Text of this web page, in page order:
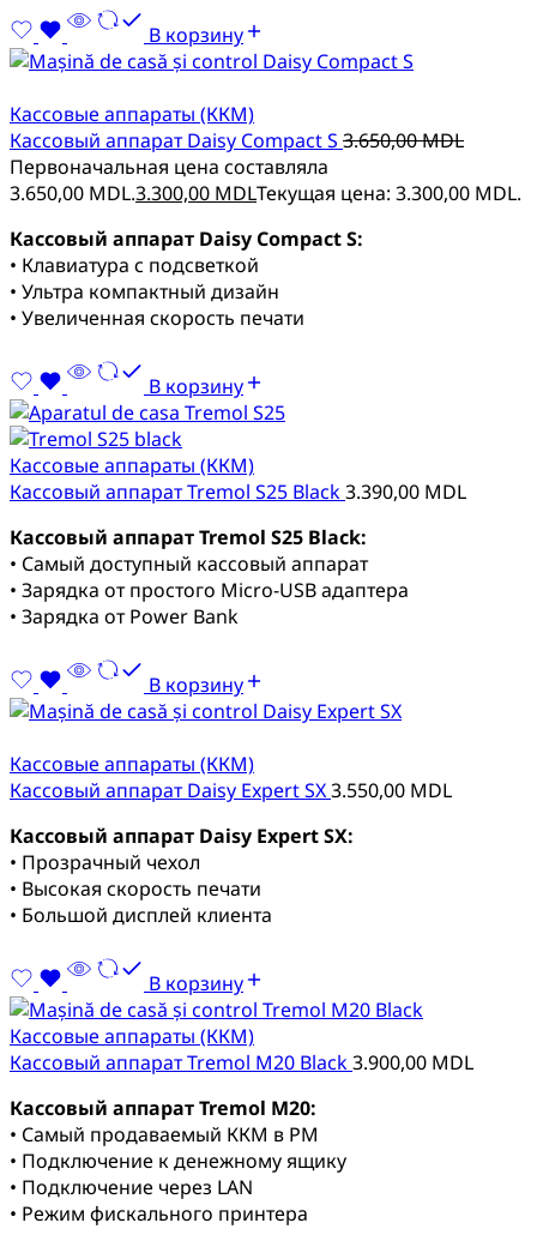
В корзину
Кассовые аппараты (ККМ)
Кассовый аппарат Daisy Compact S 3.650,00MDL
Первоначальная цена составляла
3.650,00 MDL.3.300,00 MDLТекущая цена: 3.300,00 MDL.
Кассовый аппарат Daisy Compact S:
• Клавиатура с подсветкой
• Ультра компактный дизайн
• Увеличенная скорость печати
В корзину
Кассовые аппараты (ККМ)
Кассовый аппарат Tremol S25 Black3.390,00 MDL
Кассовый аппарат Tremol S25 Black:
• Самый доступный кассовый аппарат
• Зарядка от простого Micro-USB адаптера
• Зарядка от Power Bank
В корзину
Кассовые аппараты (ККМ)
Кассовый аппарат Daisy Expert SX3.550,00 MDL
Кассовый аппарат Daisy Expert SX:
• Прозрачный чехол
• Высокая скорость печати
• Большой дисплей клиента
В корзину
Кассовые аппараты (ККМ)
Кассовый аппарат Tremol M20 Black3.900,00 MDL
Кассовый аппарат Tremol M20:
• Самый продаваемый ККМ в РМ
• Подключение к денежному ящику
• Подключение через LAN
• Режим фискального принтера